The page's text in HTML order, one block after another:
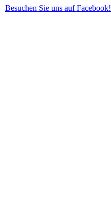
Besuchen Sie uns auf Facebook!